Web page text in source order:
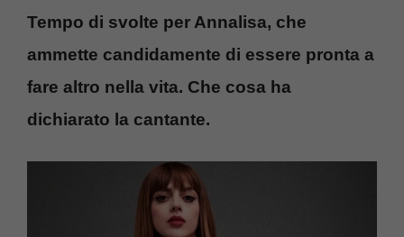
Tempo di svolte per Annalisa, che
ammette candidamente di essere pronta a
fare altro nella vita. Che cosa ha
dichiarato la cantante.